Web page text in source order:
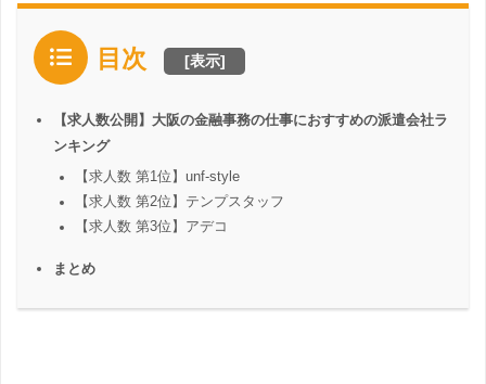
目次 [表示]
【求人数公開】大阪の金融事務の仕事におすすめの派遣会社ラ
ンキング
【求人数 第1位】unf-style
【求人数 第2位】テンプスタッフ
【求人数 第3位】アデコ
まとめ